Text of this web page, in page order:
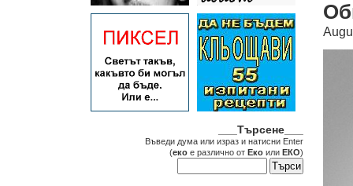
___Търсене___
Въведи дума или израз и натисни Enter
(еко е различно от Еко или ЕКО)